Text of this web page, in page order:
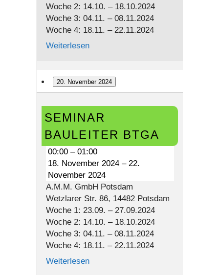
Woche 2: 14.10. – 18.10.2024
Woche 3: 04.11. – 08.11.2024
Woche 4: 18.11. – 22.11.2024
Weiterlesen
20. November 2024
Bauleiter
BTGA
SEMINAR
BAULEITER BTGA
00:00 – 01:00
18. November 2024 – 22.
November 2024
A.M.M. GmbH Potsdam
Wetzlarer Str. 86, 14482 Potsdam
Woche 1: 23.09. – 27.09.2024
Woche 2: 14.10. – 18.10.2024
Woche 3: 04.11. – 08.11.2024
Woche 4: 18.11. – 22.11.2024
Weiterlesen